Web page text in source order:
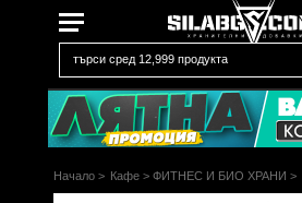
Начало > Кафе >ФИТНЕС И БИО ХРАНИ >